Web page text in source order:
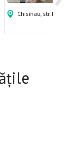
Chisinau, str.